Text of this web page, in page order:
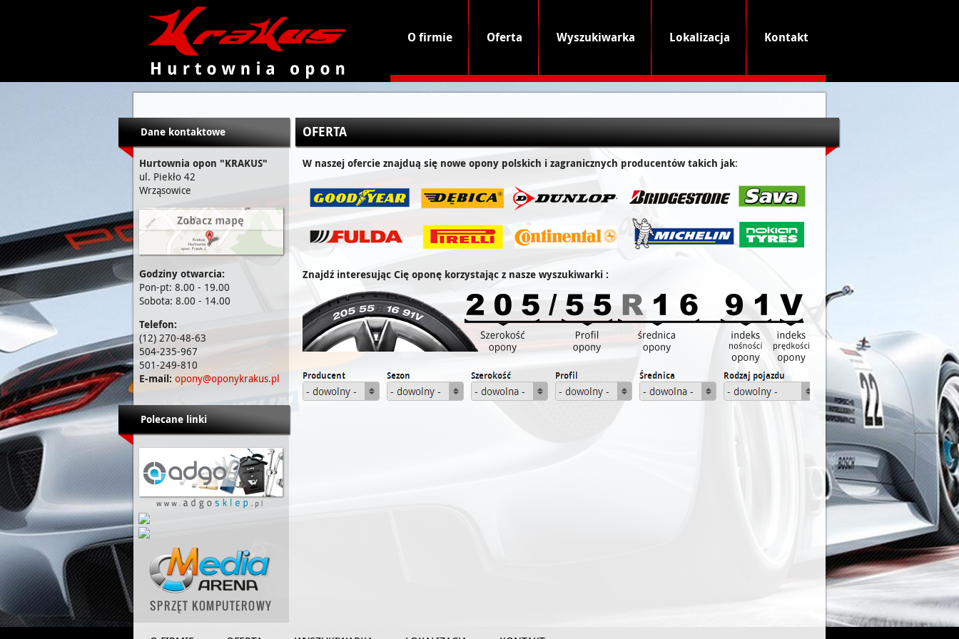
KRAKUS - hurtownia opon
O firmie Oferta Wyszukiwarka Lokalizacja Kontakt
Dane kontaktowe
Hurtownia opon "KRAKUS"
ul. Piekło 42
Wrząsowice
Godziny otwarcia:
Pon-pt: 8.00 - 19.00
Sobota: 8.00 - 14.00
Telefon:
(12) 270-48-63
504-235-967
501-249-810
E-mail: opony@oponykrakus.pl
Polecane linki
OFERTA
W naszej ofercie znajduą się nowe opony polskich i zagranicznych producentów takich jak:
Znajdź interesując Cię oponę korzystając z nasze wyszukiwarki :